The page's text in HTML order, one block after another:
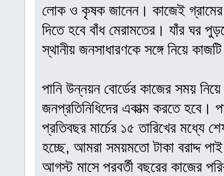
লোক ও কৃষক জানেন। কাজেই
দিতে হবে বাঁধ মেরামতের। যাঁর ঘর
স্থানীয় জনসাধারণকে সঙ্গে নিয়ে
পানি উন্নয়ন বোর্ডের কাজের সময়
জনপ্রতিনিধিদের একাত্ম করতে হবে।
প্রতিবছর মার্চের ১৫ তারিখের মধ্যে
হচ্ছে, আমরা সময়মতো টাকা বরাদ্দ
আগস্ট মাসে পরবর্তী বছরের কাজের